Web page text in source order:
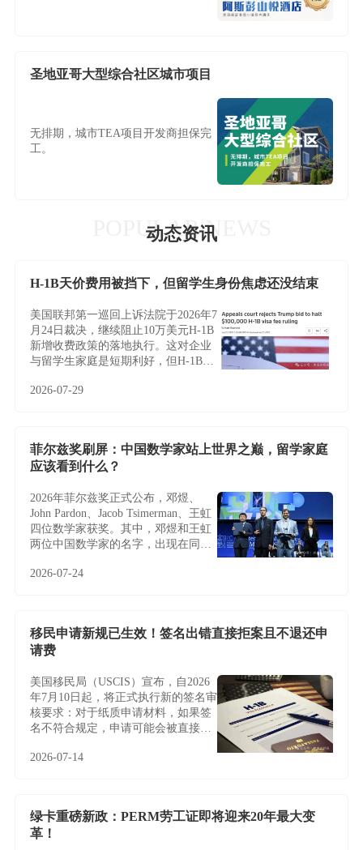
圣地亚哥大型综合社区城市项目
无排期，城市TEA项目开发商担保完
工。
POPULAR NEWS
动态资讯
H-1B天价费用被挡下，但留学生身份焦虑还没结束
美国联邦第一巡回上诉法院于2026年7
月24日裁决，继续阻止10万美元H-1B
新增收费政策的落地执行。这对企业
与留学生家庭是短期利好，但H-1B制
加权抽签、雇主绑定与临时身份——
2026-07-29
菲尔兹奖刷屏：中国数学家站上世界之巅，留学家庭
应该看到什么？
2026年菲尔兹奖正式公布，邓煜、
John Pardon、Jacob Tsimerman、王虹
四位数学家获奖。其中，邓煜和王虹
两位中国数学家的名字，出现在同一
了一层特别的意义。
2026-07-24
移民申请新规已生效！签名出错直接拒案且不退还申
请费
美国移民局（USCIS）宣布，自2026
年7月10日起，将正式执行新的签名审
核要求：对于纸质申请材料，如果签
名不符合规定，申请可能会被直接拒
改机会。
2026-07-14
绿卡重磅新政：PERM劳工证即将迎来20年最大变
革！